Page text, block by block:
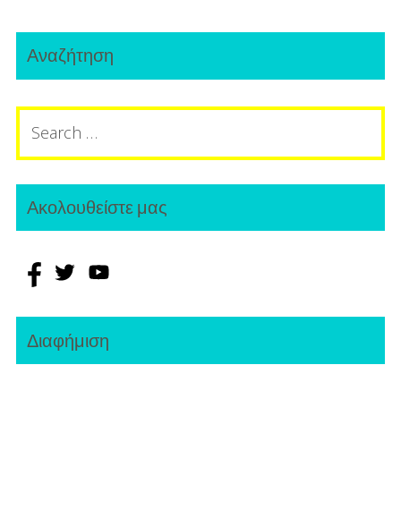
navigation
Primary
Sidebar
Αναζήτηση
Search
for:
Ακολουθείστε μας
Διαφήμιση